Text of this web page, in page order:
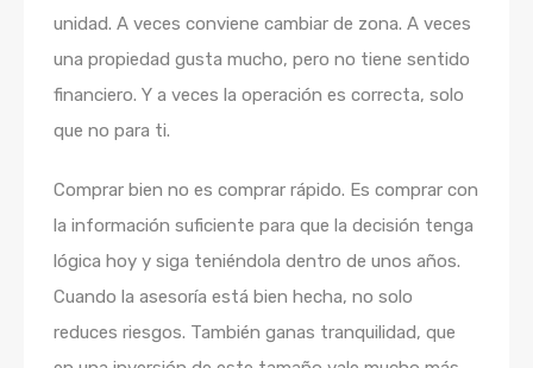
unidad. A veces conviene cambiar de zona. A veces
una propiedad gusta mucho, pero no tiene sentido
financiero. Y a veces la operación es correcta, solo
que no para ti.
Comprar bien no es comprar rápido. Es comprar con
la información suficiente para que la decisión tenga
lógica hoy y siga teniéndola dentro de unos años.
Cuando la asesoría está bien hecha, no solo
reduces riesgos. También ganas tranquilidad, que